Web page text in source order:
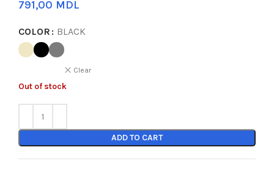
MDL
COLOR BLACK
Clear
Out of stock
ADD TO CART